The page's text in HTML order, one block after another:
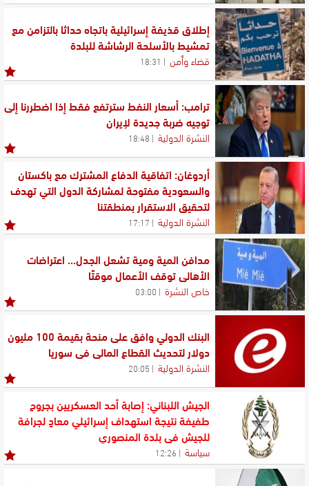
إطلاق قذيفة إسرائيلية باتجاه حداثا بالتزامن مع
تمشيط بالأسلحة الرشاشة للبلدة
قضاء وأمن 18:31
ترامب: أسعار النفط سترتفع فقط إذا اضطررنا إلى
توجيه ضربة جديدة لإيران
النشرة الدولية 18:48
أردوغان: اتفاقية الدفاع المشترك مع باكستان
والسعودية مفتوحة لمشاركة الدول التي تهدف
لتحقيق الاستقرار بمنطقتنا
النشرة الدولية 17:17
مدافن المية ومية تشعل الجدل... اعتراضات
الأهالي توقف الأعمال موقتًا
خاص النشرة 03:00
البنك الدولي وافق على منحة بقيمة 100 مليون
دولار لتحديث القطاع المالي في سوريا
النشرة الدولية 20:05
الجيش اللبناني: إصابة أحد العسكريين بجروح
طفيفة نتيجة استهداف إسرائيلي معادٍ لجرافة
للجيش في بلدة المنصوري
سياسة 12:26